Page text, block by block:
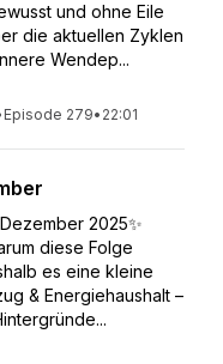
und ohne Eile
die aktuellen Zyklen
Wendep...
Episode 279• 22:01
2025✨
diese Folge
es eine kleine
& Energiehaushalt –